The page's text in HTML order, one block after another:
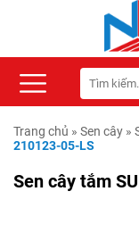
Trang chủ » Sen cây »
210123-05-LS
Sen cây tắm